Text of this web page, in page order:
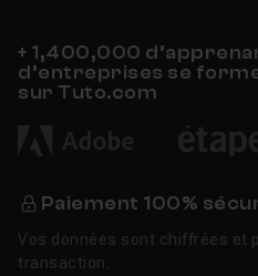
+ 1,400,000
d’entreprises se
sur Tuto.com
Paiement 100%
Vos données sont chiffrées et
transaction.